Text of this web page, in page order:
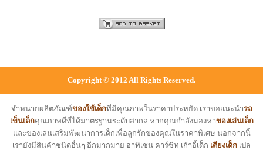
Copyright © 2012 All Rights Reserved.
จำหน่ายผลิตภัณฑ์ของใช้เด็กที่มีคุณภาพในราคาประหยัด เราขอแนะนำรถ
เข็นเด็กคุณภาพดีที่ได้มาตรฐานระดับสากล หากคุณกำลังมองหาของเล่นเด็ก
และของเล่นเสริมพัฒนาการเด็กเพื่อลูกรักของคุณในราคาพิเศษ นอกจากนี้
เรายังมีสินค้าชนิดอื่นๆ อีกมากมาย อาทิเช่น คาร์ซีท เก้าอี้เด็ก เตียงเด็ก เปล